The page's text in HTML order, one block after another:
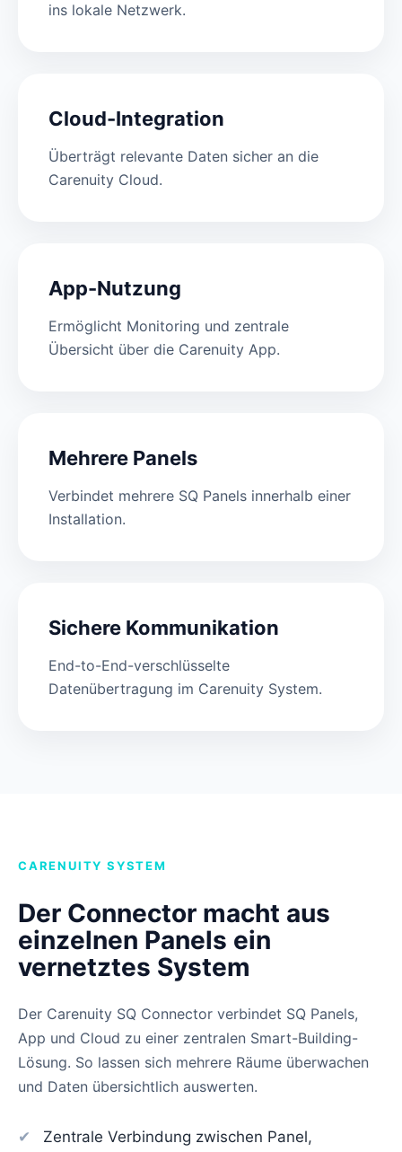
ins lokale Netzwerk.
Cloud-Integration
Überträgt relevante Daten sicher an die
Carenuity Cloud.
App-Nutzung
Ermöglicht Monitoring und zentrale
Übersicht über die Carenuity App.
Mehrere Panels
Verbindet mehrere SQ Panels innerhalb einer
Installation.
Sichere Kommunikation
End-to-End-verschlüsselte
Datenübertragung im Carenuity System.
CARENUITY SYSTEM
Der Connector macht aus
einzelnen Panels ein
vernetztes System
Der Carenuity SQ Connector verbindet SQ Panels,
App und Cloud zu einer zentralen Smart-Building-
Lösung. So lassen sich mehrere Räume überwachen
und Daten übersichtlich auswerten.
Zentrale Verbindung zwischen Panel,